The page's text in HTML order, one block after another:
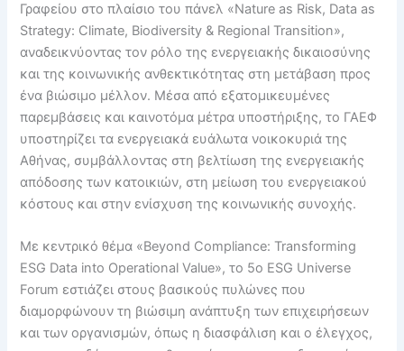
Γραφείου στο πλαίσιο του πάνελ «Nature as Risk, Data as
Strategy: Climate, Biodiversity & Regional Transition»,
αναδεικνύοντας τον ρόλο της ενεργειακής δικαιοσύνης
και της κοινωνικής ανθεκτικότητας στη μετάβαση προς
ένα βιώσιμο μέλλον. Μέσα από εξατομικευμένες
παρεμβάσεις και καινοτόμα μέτρα υποστήριξης, το ΓΑΕΦ
υποστηρίζει τα ενεργειακά ευάλωτα νοικοκυριά της
Αθήνας, συμβάλλοντας στη βελτίωση της ενεργειακής
απόδοσης των κατοικιών, στη μείωση του ενεργειακού
κόστους και στην ενίσχυση της κοινωνικής συνοχής.
Με κεντρικό θέμα «Beyond Compliance: Transforming
ESG Data into Operational Value», το 5ο ESG Universe
Forum εστιάζει στους βασικούς πυλώνες που
διαμορφώνουν τη βιώσιμη ανάπτυξη των επιχειρήσεων
και των οργανισμών, όπως η διασφάλιση και ο έλεγχος,